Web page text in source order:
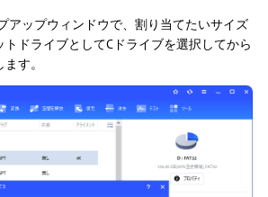
アップウィンドウで、割り当てたいサイズ
ドライブとしてCドライブを選択してから
す。